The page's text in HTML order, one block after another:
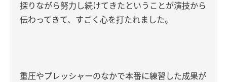
探りながら努力し続けてきたということが演技から
伝わってきて、すごく心を打たれました。
重圧やプレッシャーのなかで本番に練習した成果が